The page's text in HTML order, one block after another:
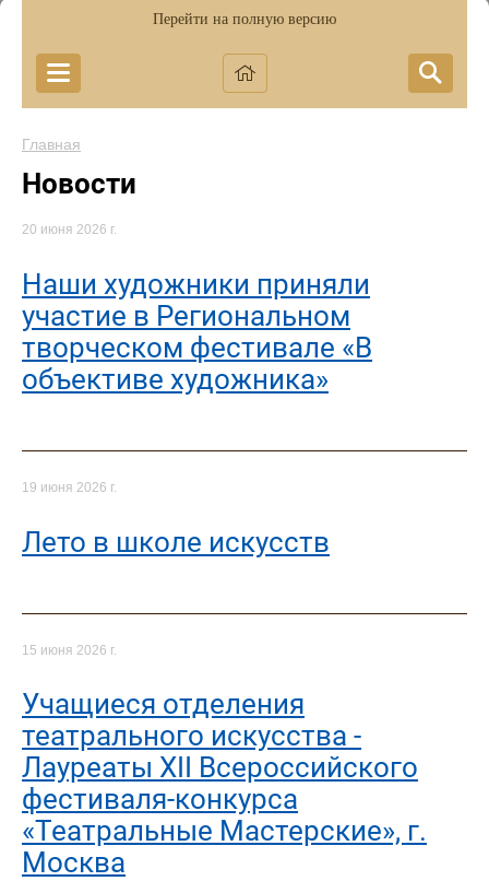
Перейти на полную версию
Главная
Новости
20 июня 2026 г.
Наши художники приняли
участие в Региональном
творческом фестивале «В
объективе художника»
19 июня 2026 г.
Лето в школе искусств
15 июня 2026 г.
Учащиеся отделения
театрального искусства -
Лауреаты XII Всероссийского
фестиваля-конкурса
«Театральные Мастерские», г.
Москва